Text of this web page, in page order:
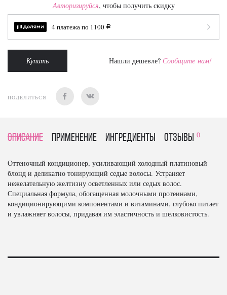
Авторизируйся, чтобы получить скидку
4 платежа по 1100 a
Купить Нашли дешевле? Сообщите нам!
ПОДЕЛИТЬСЯ
Описание Применение Ингредиенты отзывы 0
Оттеночный кондиционер, усиливающий холодный платиновый
блонд и деликатно тонирующий седые волосы. Устраняет
нежелательную желтизну осветленных или седых волос.
Специальная формула, обогащенная молочными протеинами,
кондиционирующими компонентами и витаминами, глубоко питает
и увлажняет волосы, придавая им эластичность и шелковистость.